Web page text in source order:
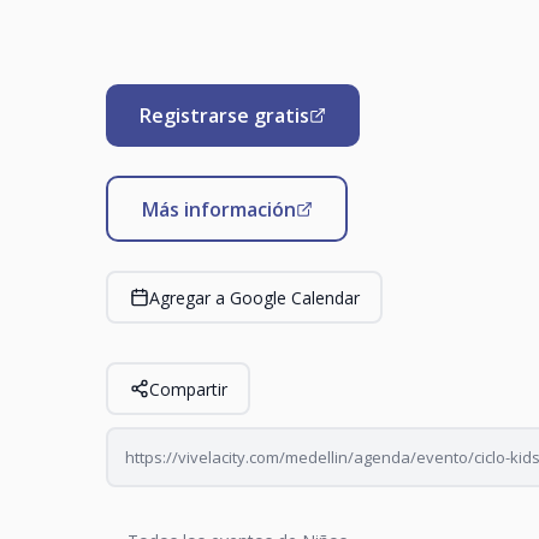
Registrarse gratis
Más información
Agregar a Google Calendar
Compartir
https://vivelacity.com/medellin/agenda/evento/ciclo-